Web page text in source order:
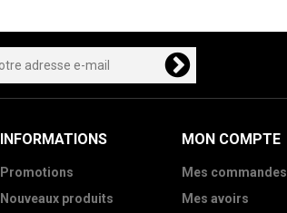
INFORMATIONS
Promotions
Nouveaux produits
MON COMPTE
Mes commandes
Mes avoirs